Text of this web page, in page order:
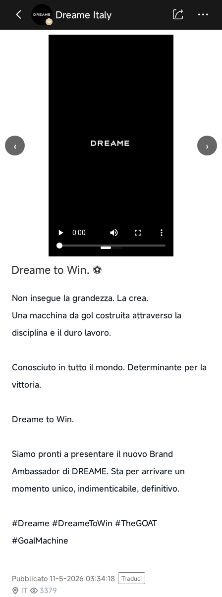
Dreame Italy
‹ ›
Dreame to Win. ⚽
Non insegue la grandezza. La crea.
Una macchina da gol costruita attraverso la
disciplina e il duro lavoro.
Conosciuto in tutto il mondo. Determinante per la
vittoria.
Dreame to Win.
Siamo pronti a presentare il nuovo Brand
Ambassador di DREAME. Sta per arrivare un
momento unico, indimenticabile, definitivo.
#Dreame #DreameToWin #TheGOAT
#GoalMachine
Pubblicato 11-5-2026 03:34:18 Traduci
IT
3379